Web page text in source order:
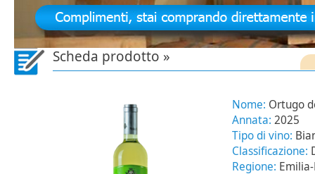
Scheda prodotto »
Nome: Ortugo
Annata: 2025
Tipo di vino:
Classificazione:
Regione: